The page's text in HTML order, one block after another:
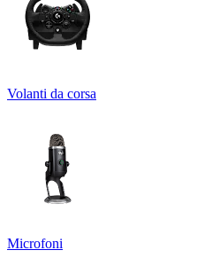
Volanti da corsa
Microfoni